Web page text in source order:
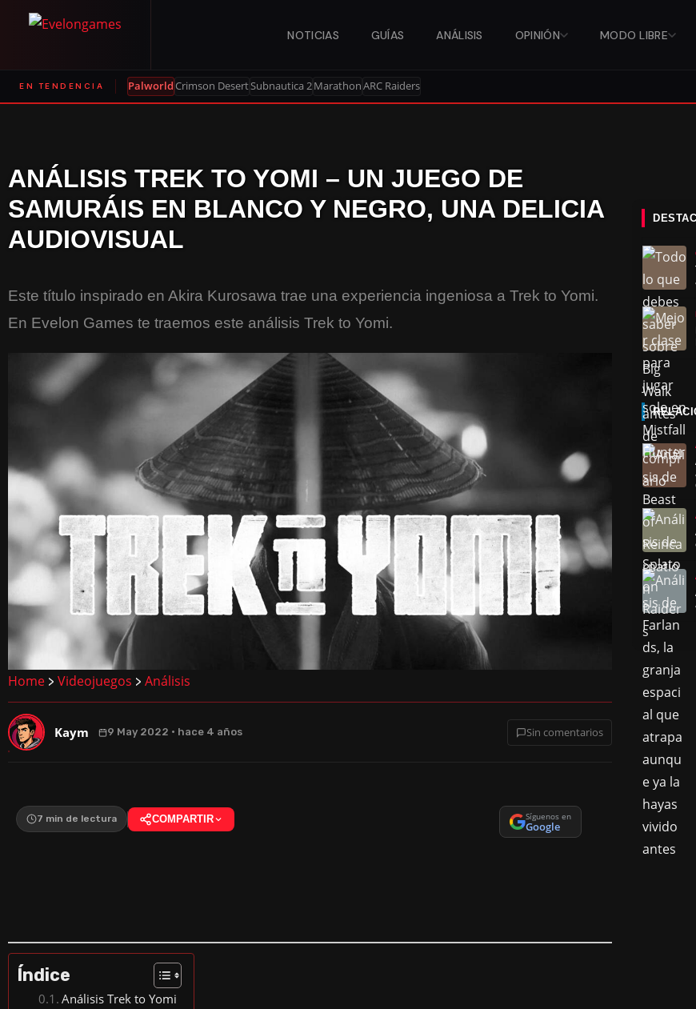
NOTICIAS GUÍAS ANÁLISIS OPINIÓN MODO LIBRE
EN TENDENCIA Palworld Crimson DesertSubnautica 2MarathonARC Raiders
ANÁLISIS TREK TO YOMI – UN JUEGO DE
SAMURÁIS EN BLANCO Y NEGRO, UNA DELICIA
AUDIOVISUAL
Este título inspirado en Akira Kurosawa trae una experiencia ingeniosa a Trek to Yomi.
En Evelon Games te traemos este análisis Trek to Yomi.
Home > Videojuegos > Análisis
Kaym 9 May 2022 · hace 4 años Sin comentarios
7 min de lectura COMPARTIR Síguenos en
Google
Índice
Análisis Trek to Yomi